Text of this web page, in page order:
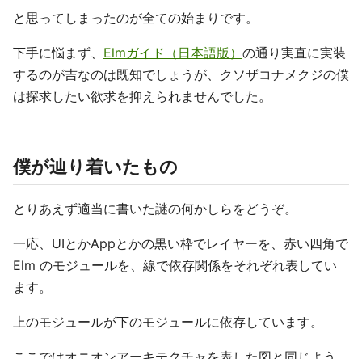
と思ってしまったのが全ての始まりです。
下手に悩まず、 Elmガイド（日本語版） の通り実直に実装
するのが吉なのは既知でしょうが、クソザコナメクジの僕
は探求したい欲求を抑えられませんでした。
僕が辿り着いたもの
とりあえず適当に書いた謎の何かしらをどうぞ。
一応、UIとかAppとかの黒い枠でレイヤーを、赤い四角で
Elm のモジュールを、線で依存関係をそれぞれ表してい
ます。
上のモジュールが下のモジュールに依存しています。